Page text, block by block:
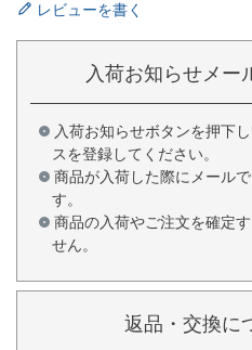
レビューを書く
入荷お知らせメー
入荷お知らせボタンを押下
スを登録してください。
商品が入荷した際にメール
す。
商品の入荷やご注文を確定
せん。
返品・交換に